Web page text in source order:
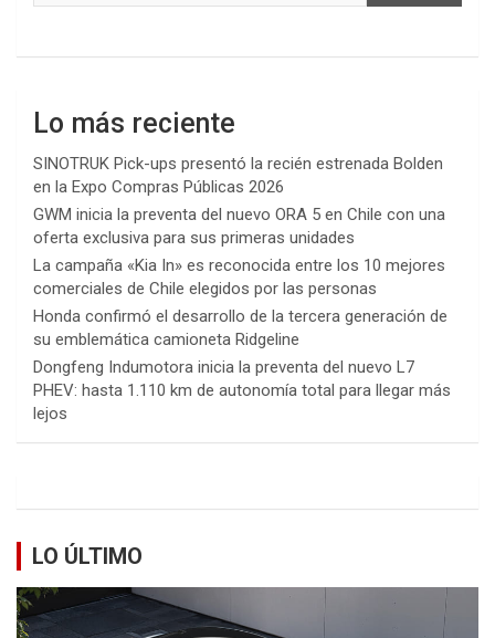
Lo más reciente
SINOTRUK Pick-ups presentó la recién estrenada Bolden
en la Expo Compras Públicas 2026
GWM inicia la preventa del nuevo ORA 5 en Chile con una
oferta exclusiva para sus primeras unidades
La campaña «Kia In» es reconocida entre los 10 mejores
comerciales de Chile elegidos por las personas
Honda confirmó el desarrollo de la tercera generación de
su emblemática camioneta Ridgeline
Dongfeng Indumotora inicia la preventa del nuevo L7
PHEV: hasta 1.110 km de autonomía total para llegar más
lejos
LO ÚLTIMO